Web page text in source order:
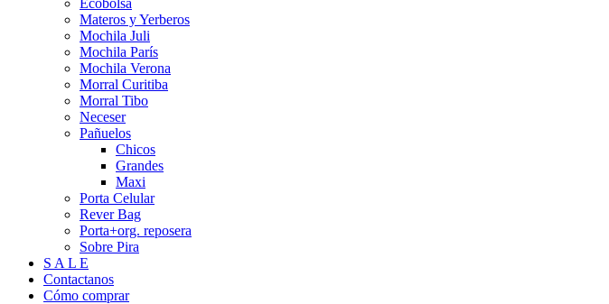
Ecobolsa
Materos y Yerberos
Mochila Juli
Mochila París
Mochila Verona
Morral Curitiba
Morral Tibo
Neceser
Pañuelos
Chicos
Grandes
Maxi
Porta Celular
Rever Bag
Porta+org. reposera
Sobre Pira
S A L E
Contactanos
Cómo comprar